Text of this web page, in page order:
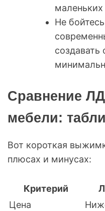
маленьких
Не
Сравнение
мебели:
Вот короткая
плюсах и минусах:
Критерий
Цена